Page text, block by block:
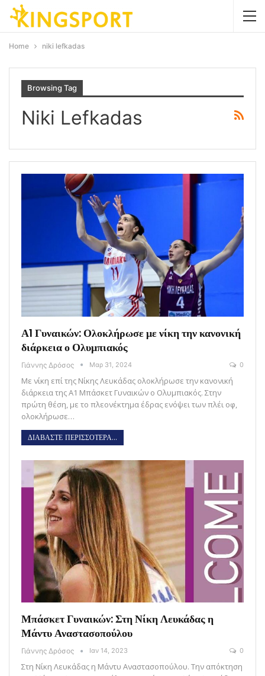
Home niki lefkadas
Browsing Tag
Niki Lefkadas
Α1 Γυναικών: Ολοκλήρωσε με νίκη την κανονική
διάρκεια ο Ολυμπιακός
Γιάννης Δρόσος Μαρ 31, 2024 0
Με νίκη επί της Νίκης Λευκάδας ολοκλήρωσε την κανονική
διάρκεια της Α1 Μπάσκετ Γυναικών ο Ολυμπιακός. Στην
πρώτη θέση, με το πλεονέκτημα έδρας ενόψει των πλέι οφ,
ολοκλήρωσε…
ΔΙΑΒΑΣΤΕ ΠΕΡΙΣΣΟΤΕΡΑ...
Μπάσκετ Γυναικών: Στη Νίκη Λευκάδας η
Μάντυ Αναστασοπούλου
Γιάννης Δρόσος Ιαν 14, 2023 0
Στη Νίκη Λευκάδας η Μάντυ Αναστασοπούλου. Την απόκτηση